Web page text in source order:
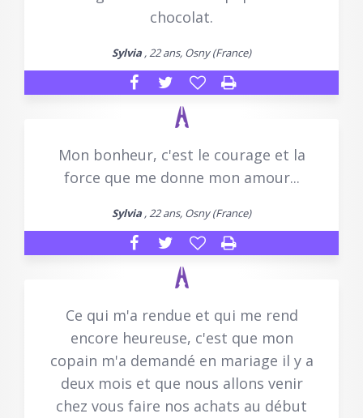
chocolat.
Sylvia , 22 ans, Osny (France)
Mon bonheur, c'est le courage et la
force que me donne mon amour...
Sylvia , 22 ans, Osny (France)
Ce qui m'a rendue et qui me rend
encore heureuse, c'est que mon
copain m'a demandé en mariage il y a
deux mois et que nous allons venir
chez vous faire nos achats au début